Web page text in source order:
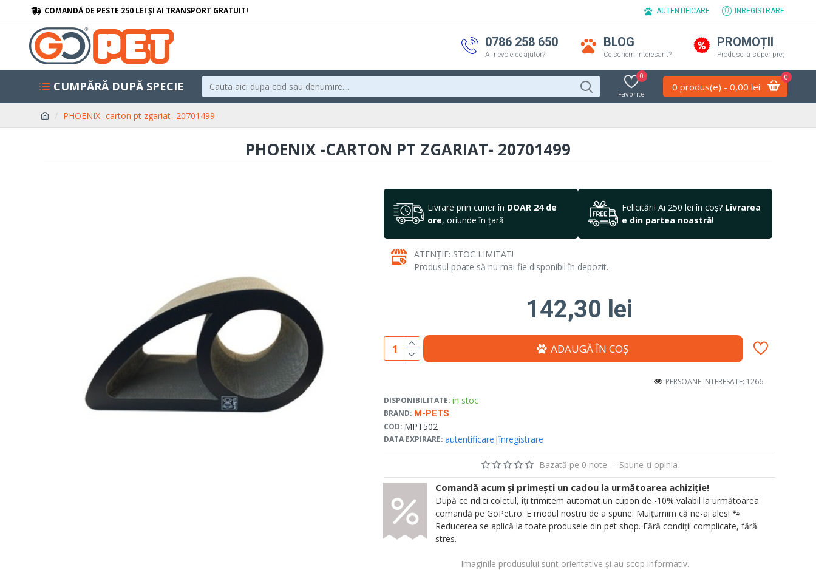
COMANDĂ DE PESTE 250 LEI ȘI AI TRANSPORT GRATUIT! AUTENTIFICARE INREGISTRARE
0786 258 650
Ai nevoie de ajutor?
BLOG
Ce scriem interesant?
PROMOȚII
Produse la super preț
CUMPĂRĂ DUPĂ SPECIE
Favorite
0
0 produs(e) - 0,00 lei
0
PHOENIX -carton pt zgariat- 20701499
PHOENIX -CARTON PT ZGARIAT- 20701499
Livrare prin curier în DOAR 24 de
ore, oriunde în țară
Felicitări! Ai 250 lei în coș? Livrarea
e din partea noastră!
ATENȚIE: STOC LIMITAT!
Produsul poate să nu mai fie disponibil în depozit.
DISPONIBILITATE: in stoc
BRAND: M-PETS
COD: MPT502
DATA EXPIRARE: autentificare |înregistrare
PERSOANE INTERESATE: 1266
Bazată pe 0 note. - Spune-ţi opinia
142,30 lei
ADAUGĂ ÎN COŞ
Imaginile produsului sunt orientative și au scop informativ.
Comandă acum și primești un cadou la următoarea achiziție!
După ce ridici coletul, îți trimitem automat un cupon de -10% valabil la următoarea
comandă pe GoPet.ro. E modul nostru de a spune: Mulțumim că ne-ai ales! 🐾
Reducerea se aplică la toate produsele din pet shop. Fără condiții complicate, fără
stres.